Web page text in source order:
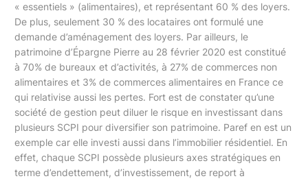
« essentiels » (alimentaires), et représentant 60 % des loyers.
De plus, seulement 30 % des locataires ont formulé une
demande d’aménagement des loyers. Par ailleurs, le
patrimoine d’Épargne Pierre au 28 février 2020 est constitué
à 70% de bureaux et d’activités, à 27% de commerces non
alimentaires et 3% de commerces alimentaires en France ce
qui relativise aussi les pertes. Fort est de constater qu’une
société de gestion peut diluer le risque en investissant dans
plusieurs SCPI pour diversifier son patrimoine. Paref en est un
exemple car elle investi aussi dans l’immobilier résidentiel. En
effet, chaque SCPI possède plusieurs axes stratégiques en
terme d’endettement, d’investissement, de report à